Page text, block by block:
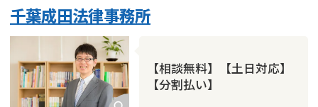
【相談無料】【土日対応】
【分割払い】
千葉成田法律事務所